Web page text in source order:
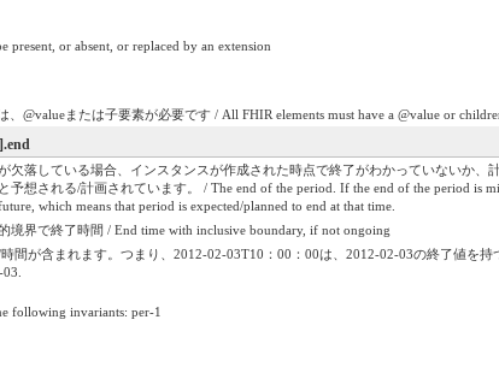
present, or absent, or replaced by an extension
、@valueまたは子要素が必要です / All FHIR elements must have a @value or
欠落している場合、インスタンスが作成された時点で終了がわかっていないか
想される/計画されています。 / The end of the period. If the end of the period is
which means that period is expected/planned to end at that time.
境界で終了時間 / End time with inclusive boundary, if not ongoing
間が含まれます。つまり、2012-02-03T10：00：00は、2012-02-03の終了値を
following invariants: per-1